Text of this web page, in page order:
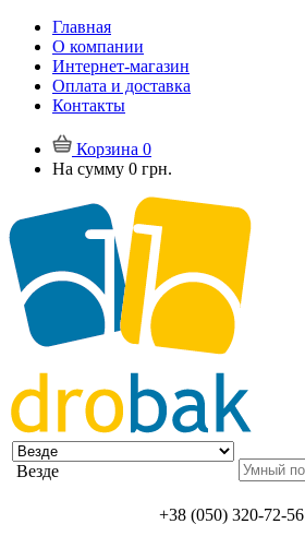
Главная
О компании
Интернет-магазин
Оплата и доставка
Контакты
Корзина 0
На сумму 0 грн.
Везде
+38 (050) 320-72-56